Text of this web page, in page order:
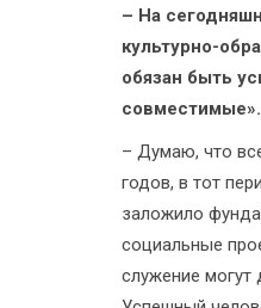
– На
культурно-
обязан быть
– Думаю, что
годов, в тот
заложило
социальные
служение могут